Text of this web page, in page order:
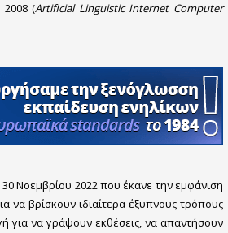
2008 (Artificial Linguistic Internet Computer
Νοεμβρίου 2022 που έκανε την εμφάνιση
να βρίσκουν ιδιαίτερα έξυπνους τρόπους
για να γράψουν εκθέσεις, να απαντήσουν